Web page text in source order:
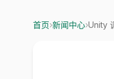
首页›新闻中心›Unity